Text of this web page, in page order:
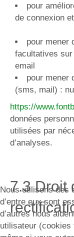
pour
de connexion
pour mener
facultatives sur
email
pour mener
(sms, mail) :
https://
données
utilisées par
d’analyses.
7.3 Droit
Nous utilisons des
d’entre eux sont
d’autres nous
utilisateur (cookies